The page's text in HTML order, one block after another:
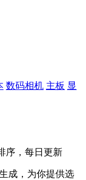
数码相机 主板 显
序，每日更新
成，为你提供选